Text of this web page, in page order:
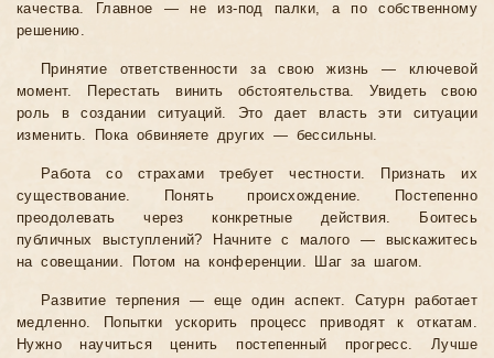
качества. Главное — не из-под палки, а по собственному
решению.
Принятие ответственности за свою жизнь — ключевой
момент. Перестать винить обстоятельства. Увидеть свою
роль в создании ситуаций. Это дает власть эти ситуации
изменить. Пока обвиняете других — бессильны.
Работа со страхами требует честности. Признать их
существование. Понять происхождение. Постепенно
преодолевать через конкретные действия. Боитесь
публичных выступлений? Начните с малого — выскажитесь
на совещании. Потом на конференции. Шаг за шагом.
Развитие терпения — еще один аспект. Сатурн работает
медленно. Попытки ускорить процесс приводят к откатам.
Нужно научиться ценить постепенный прогресс. Лучше